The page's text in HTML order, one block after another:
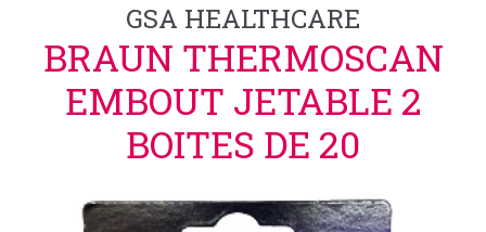
GSA HEALTHCARE
BRAUN THERMOSCAN
EMBOUT JETABLE 2
BOITES DE 20